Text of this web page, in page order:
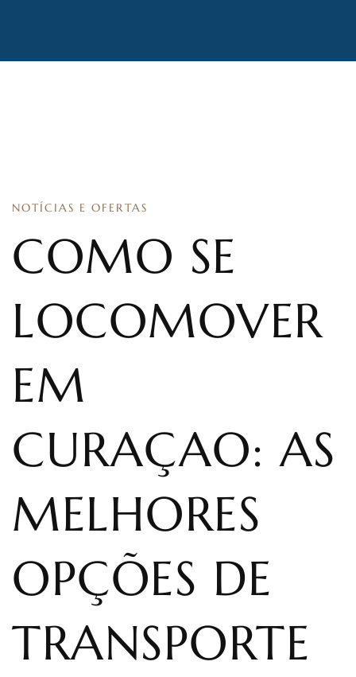
NOTÍCIAS E OFERTAS
COMO SE
LOCOMOVER
EM
CURAÇAO: AS
MELHORES
OPÇÕES DE
TRANSPORTE